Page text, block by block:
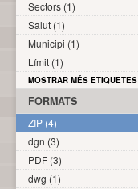
Sectors (1)
Salut (1)
Municipi (1)
Límit (1)
MOSTRAR MÉS ETIQUETES
FORMATS
ZIP (4)
dgn (3)
PDF (3)
dwg (1)